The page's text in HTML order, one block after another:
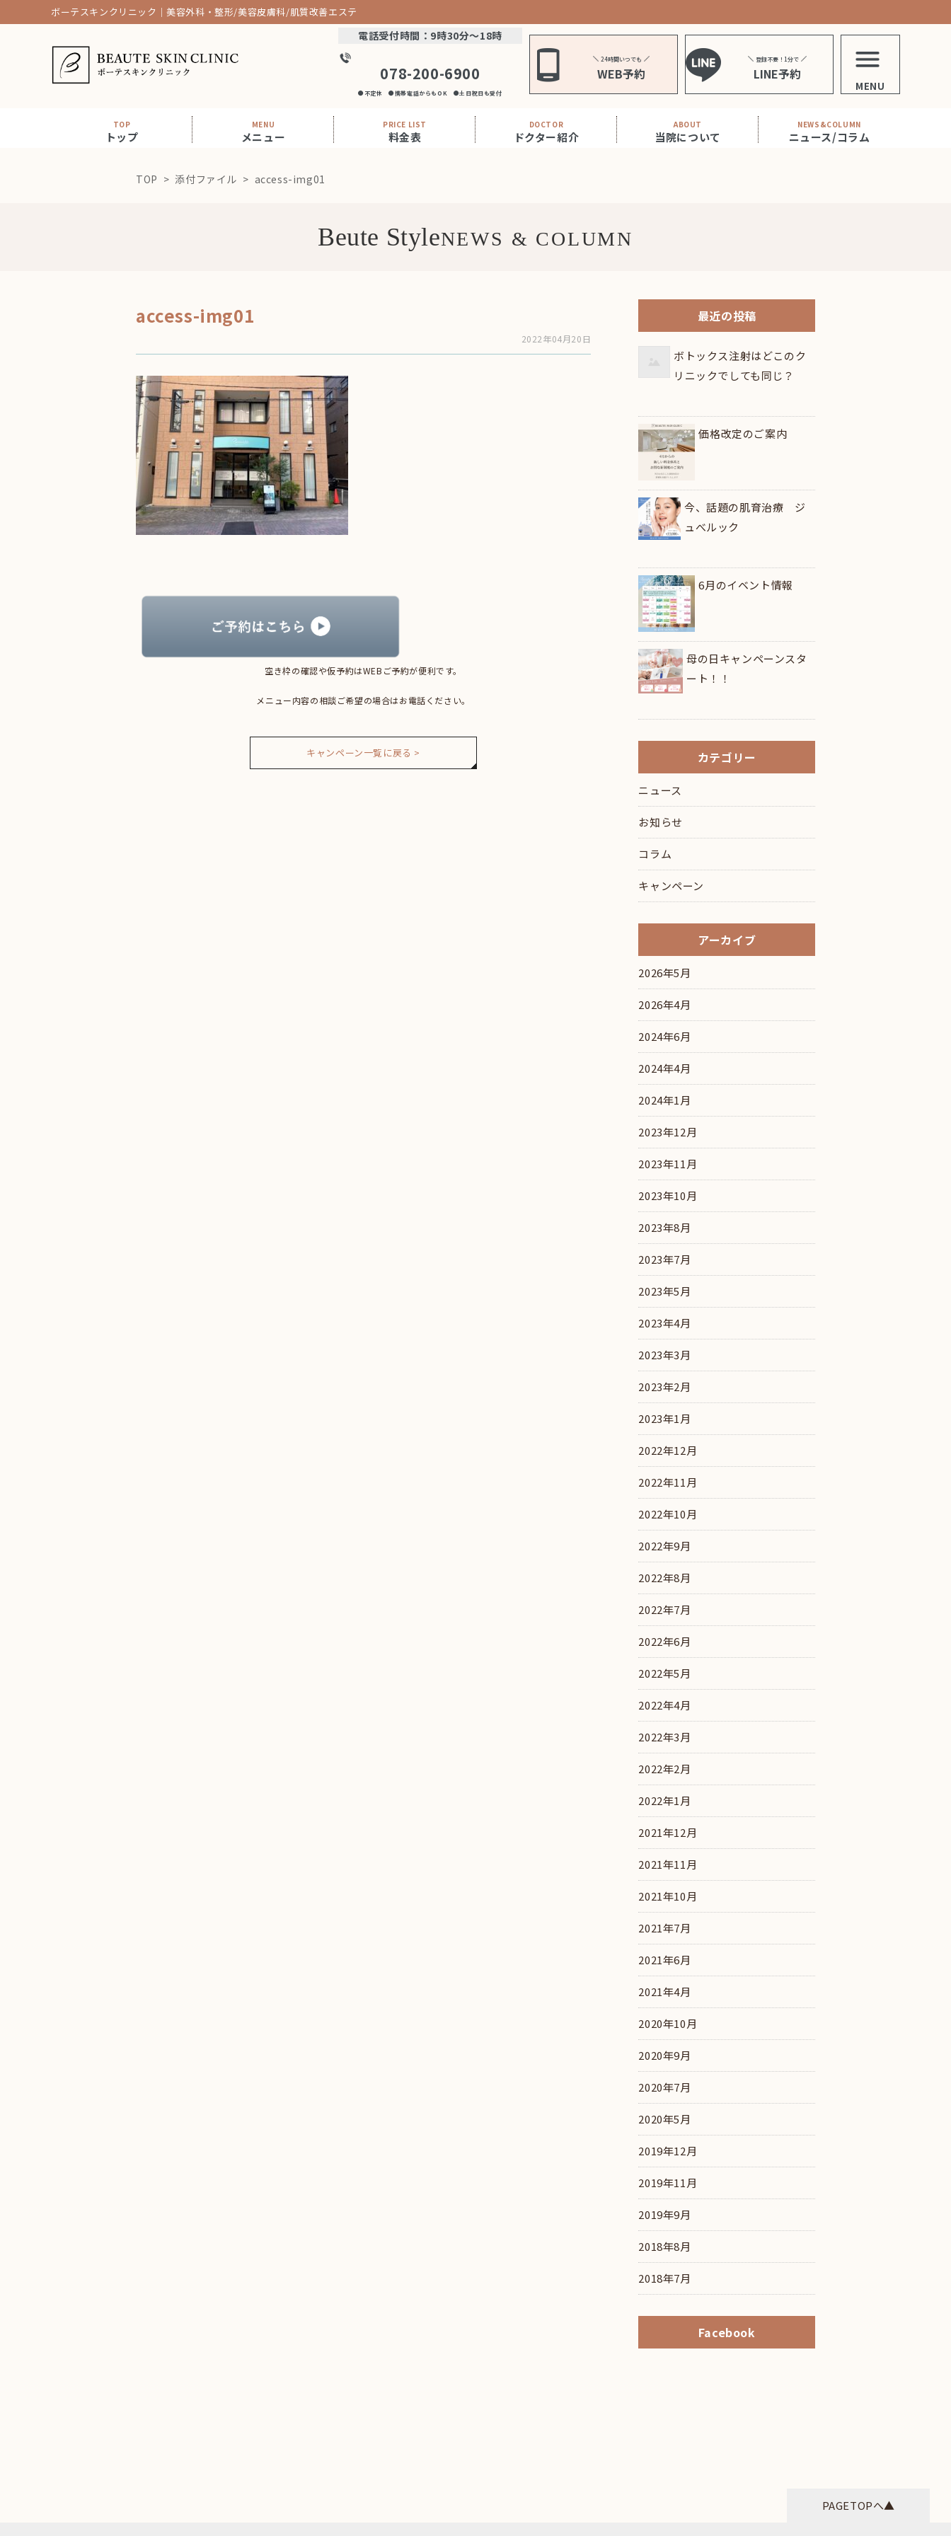
ボーテスキンクリニック｜美容外科・整形/美容皮膚科/肌質改善エステ
電話受付時間：9時30分～18時
078-200-6900
●不定休 ●携帯電話からもOK ●土日祝日も受付
24時間いつでも
WEB予約
登録不要！1分で
LINE予約
MENU
TOP
トップ
MENU
メニュー
PRICE LIST
料金表
DOCTOR
ドクター紹介
ABOUT
当院について
NEWS&COLUMN
ニュース/コラム
TOP 添付ファイル access-img01
Beute Style
access-img01
2022年04月20日
空き枠の確認や仮予約はWEBご予約が便利です。
メニュー内容の相談ご希望の場合はお電話ください。
キャンペーン一覧に戻る >
最近の投稿
ボトックス注射はどこのク
リニックでしても同じ？
価格改定のご案内
今、話題の肌育治療 ジ
ュべルック
6月のイベント情報
母の日キャンペーンスタ
ート！！
カテゴリー
ニュース
お知らせ
コラム
キャンペーン
アーカイブ
2026年5月
2026年4月
2024年6月
2024年4月
2024年1月
2023年12月
2023年11月
2023年10月
2023年8月
2023年7月
2023年5月
2023年4月
2023年3月
2023年2月
2023年1月
2022年12月
2022年11月
2022年10月
2022年9月
2022年8月
2022年7月
2022年6月
2022年5月
2022年4月
2022年3月
2022年2月
2022年1月
2021年12月
2021年11月
2021年10月
2021年7月
2021年6月
2021年4月
2020年10月
2020年9月
2020年7月
2020年5月
2019年12月
2019年11月
2019年9月
2018年8月
2018年7月
Facebook
PAGETOPへ▲